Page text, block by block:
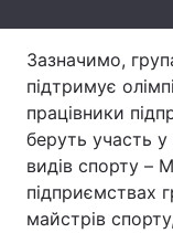
Тема
Зазначимо,
підтримує
працівники
беруть участь у
видів спорту –
підприємствах
майстрів